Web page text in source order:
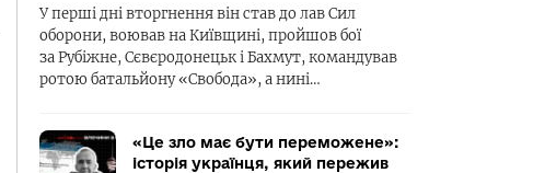
У перші дні вторгнення він став до лав Сил
оборони, воював на Київщині, пройшов бої
за Рубіжне, Сєвєродонецьк і Бахмут, командував
ротою батальйону «Свобода», а нині…
«Це зло має бути переможене»:
історія українця, який пережив